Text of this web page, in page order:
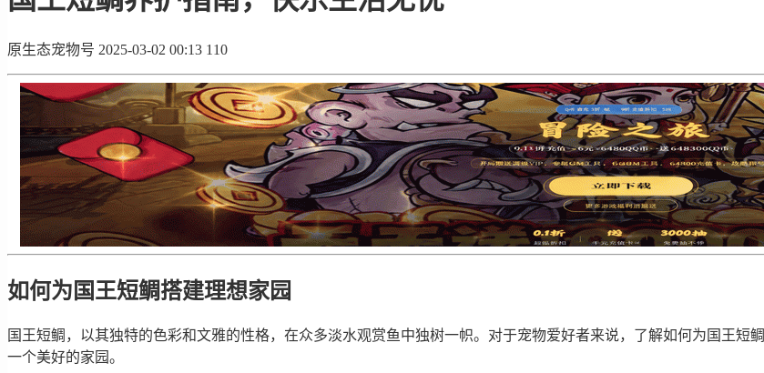
原生态宠物号 2025-03-02 00:13 110
如何为国王短鲷搭建理想家园
国王短鲷，以其独特的色彩和文雅的性格，在众多淡水观赏鱼中独树一帜。对于宠物爱好者来说，了解如何为国王
一个美好的家园。